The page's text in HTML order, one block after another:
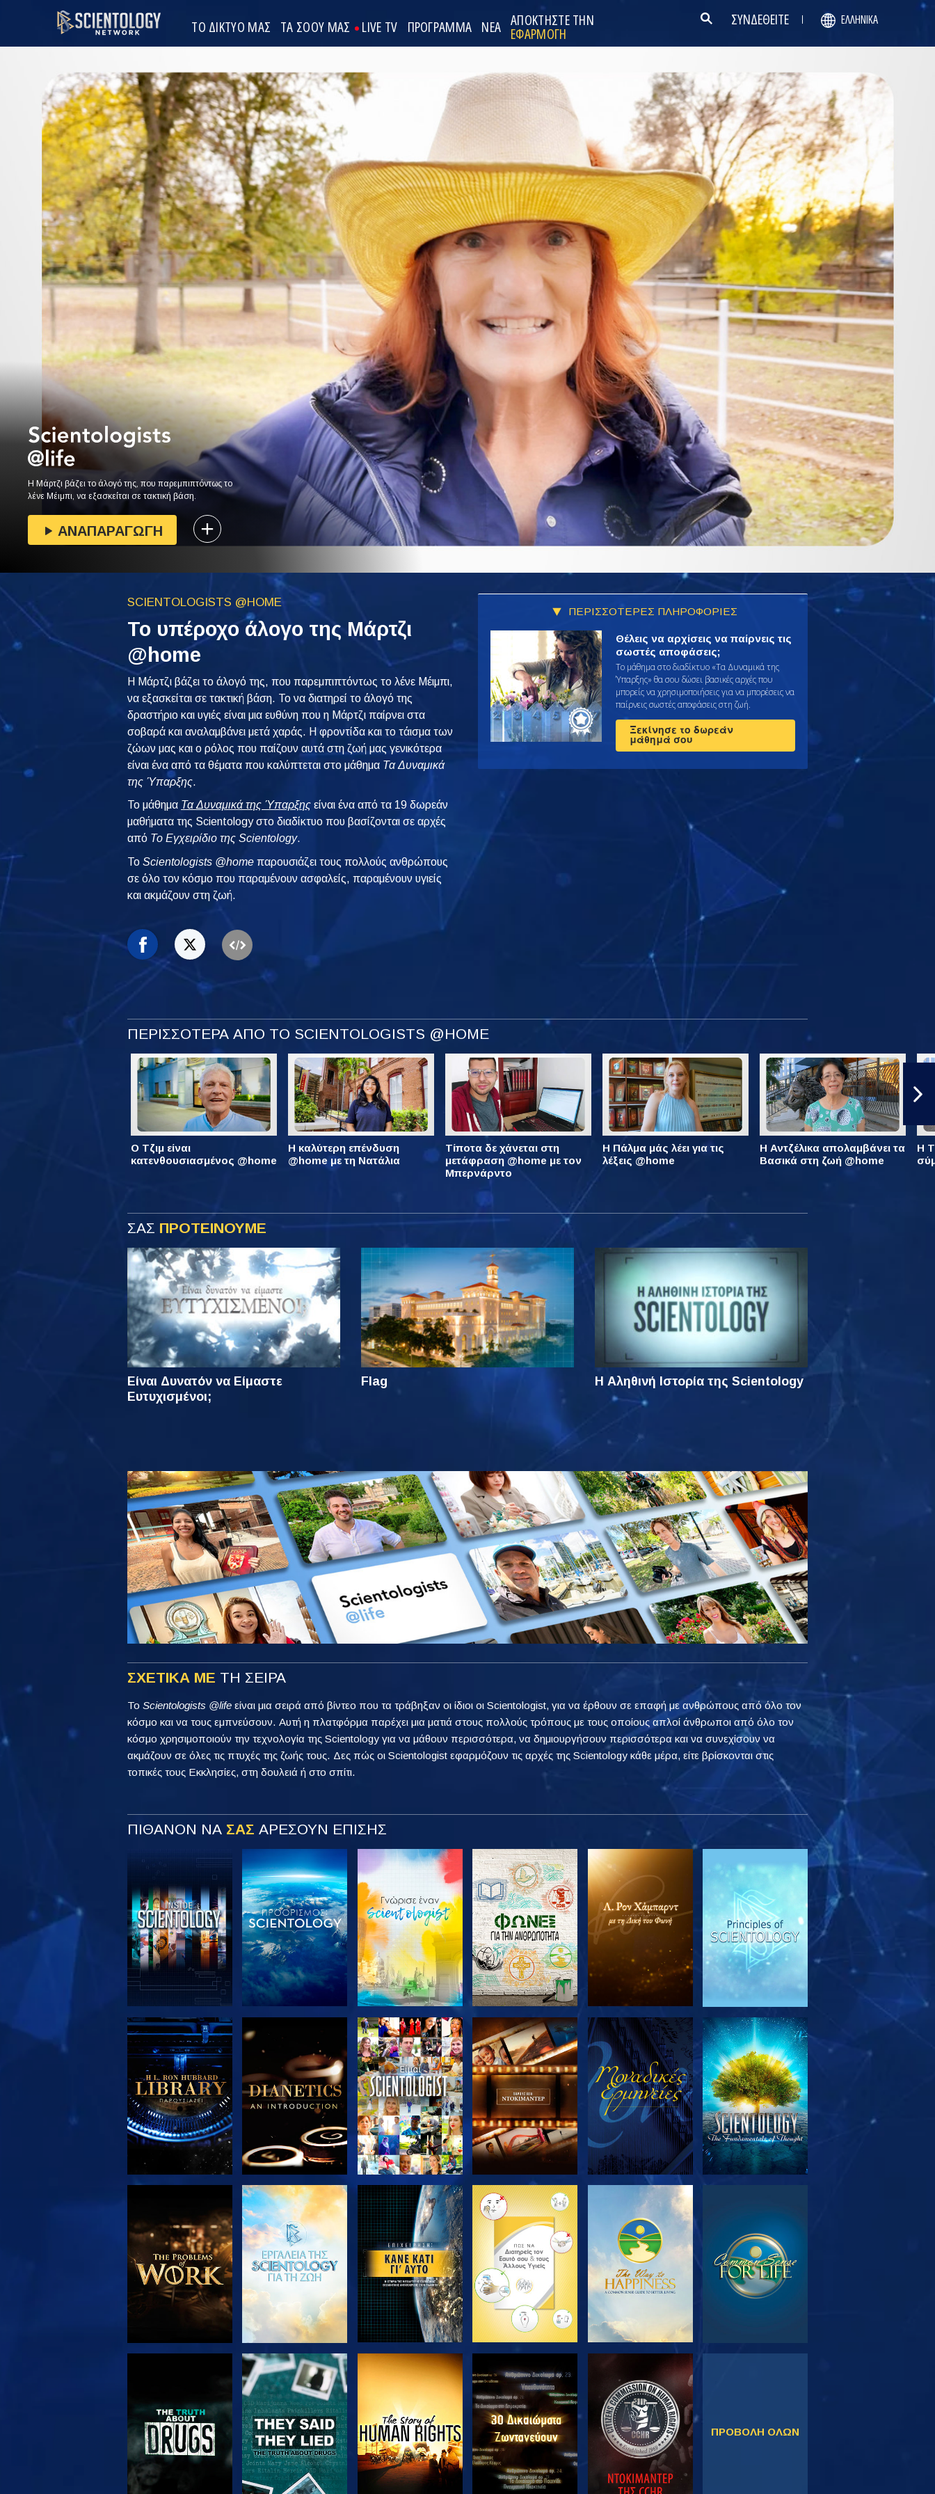
ΤΟ ΔΙΚΤΥΟ ΜΑΣ ΤΑ ΣΟΟΥ ΜΑΣ LIVE TV ΠΡΟΓΡΑΜΜΑ ΝΕΑ ΑΠΟΚΤΗΣΤΕ ΤΗΝ
ΕΦΑΡΜΟΓΗ
ΣΥΝΔΕΘΕΙΤΕ ΕΛΛΗΝΙΚΆ
Η Μάρτζι βάζει το άλογό της, που παρεμπιπτόντως το
λένε Μέιμπι, να εξασκείται σε τακτική βάση.
ΑΝΑΠΑΡΑΓΩΓΗ
SCIENTOLOGISTS @HOME
Το υπέροχο άλογο της Μάρτζι
@home
Η Μάρτζι βάζει το άλογό της, που παρεμπιπτόντως το λένε Μέιμπι,
να εξασκείται σε τακτική βάση. Το να διατηρεί το άλογό της
δραστήριο και υγιές είναι μια ευθύνη που η Μάρτζι παίρνει στα
σοβαρά και αναλαμβάνει μετά χαράς. Η φροντίδα και το τάισμα των
ζώων μας και ο ρόλος που παίζουν αυτά στη ζωή μας γενικότερα
είναι ένα από τα θέματα που καλύπτεται στο μάθημα Τα Δυναμικά
της Ύπαρξης.
Το μάθημα Τα Δυναμικά της Ύπαρξης είναι ένα από τα 19 δωρεάν
μαθήματα της Scientology στο διαδίκτυο που βασίζονται σε αρχές
από Το Εγχειρίδιο της Scientology.
ToScientologists @home παρουσιάζει τους πολλούς ανθρώπους
σε όλο τον κόσμο που παραμένουν ασφαλείς, παραμένουν υγιείς
και ακμάζουν στη ζωή.
ΠΕΡΙΣΣΟΤΕΡΕΣ ΠΛΗΡΟΦΟΡΙΕΣ
Θέλεις να αρχίσεις να παίρνεις τις
σωστές αποφάσεις;
Το μάθημα στο διαδίκτυο «Τα Δυναμικά της
Ύπαρξης» θα σου δώσει βασικές αρχές που
μπορείς να χρησιμοποιήσεις για να μπορέσεις να
παίρνεις σωστές αποφάσεις στη ζωή.
Ξεκίνησε το δωρεάν
μάθημά σου
ΠΕΡΙΣΣΟΤΕΡΑ ΑΠΟ ΤΟ SCIENTOLOGISTS @HOME
Ο Τζιμ είναι
κατενθουσιασμένος @home
Η καλύτερη επένδυση
@home με τη Νατάλια
Τίποτα δε χάνεται στη
μετάφραση @home με τον
Μπερνάρντο
Η Πάλμα μάς λέει για τις
λέξεις @home
Η Αντζέλικα απολαμβάνει τα
Βασικά στη ζωή @home
Η
ΣΑΣ ΠΡΟΤΕΙΝΟΥΜΕ
Είναι Δυνατόν να Είμαστε
Ευτυχισμένοι;
Flag Η Αληθινή Ιστορία της Scientology
ΣΧΕΤΙΚΑ ΜΕ ΤΗ ΣΕΙΡΑ
Το Scientologists @life είναι μια σειρά από βίντεο που τα τράβηξαν οι ίδιοι οι Scientologist, για να έρθουν σε επαφή με ανθρώπους από όλο τον
κόσμο και να τους εμπνεύσουν. Αυτή η πλατφόρμα παρέχει μια ματιά στους πολλούς τρόπους με τους οποίους απλοί άνθρωποι από όλο τον
κόσμο χρησιμοποιούν την τεχνολογία της Scientology για να μάθουν περισσότερα, να δημιουργήσουν περισσότερα και να συνεχίσουν να
ακμάζουν σε όλες τις πτυχές της ζωής τους. Δες πώς οι Scientologist εφαρμόζουν τις αρχές της Scientology κάθε μέρα, είτε βρίσκονται στις
τοπικές τους Εκκλησίες, στη δουλειά ή στο σπίτι.
ΠΙΘΑΝΟΝ ΝΑ ΣΑΣ ΑΡΕΣΟΥΝ ΕΠΙΣΗΣ
ΕΞΕΡΕΥΝΗΣΤΕ ΤΗ
ΣΕΙΡΑ
ΕΞΕΡΕΥΝΗΣΤΕ ΤΗ
ΣΕΙΡΑ
ΕΞΕΡΕΥΝΗΣΤΕ ΤΗ
ΣΕΙΡΑ
ΕΞΕΡΕΥΝΗΣΤΕ ΤΗ
ΣΕΙΡΑ
ΕΞΕΡΕΥΝΗΣΤΕ ΤΗ
ΣΕΙΡΑ
ΠΑΡΑΚΟΛΟΥΘΗΣΤΕ
ΕΞΕΡΕΥΝΗΣΤΕ ΤΗ
ΣΕΙΡΑ
ΠΑΡΑΚΟΛΟΥΘΗΣΤΕ
ΕΞΕΡΕΥΝΗΣΤΕ ΤΗ
ΣΕΙΡΑ
ΕΞΕΡΕΥΝΗΣΤΕ ΤΗ
ΣΕΙΡΑ
ΕΞΕΡΕΥΝΗΣΤΕ ΤΗ
ΣΕΙΡΑ
ΠΑΡΑΚΟΛΟΥΘΗΣΤΕ ΠΑΡΑΚΟΛΟΥΘΗΣΤΕ ΠΑΡΑΚΟΛΟΥΘΗΣΤΕ ΠΑΡΑΚΟΛΟΥΘΗΣΤΕ
ΠΡΟΒΟΛΗ ΟΛΩΝ